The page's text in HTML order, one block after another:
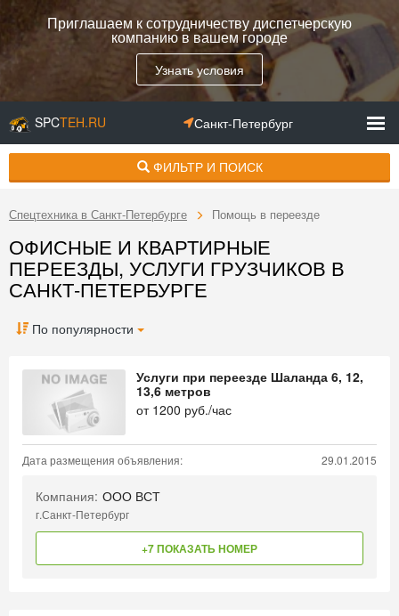
Приглашаем к сотрудничеству диспетчерскую
компанию в вашем городе
Узнать условия
SPCTEH.RU Санкт-Петербург
ФИЛЬТР И ПОИСК
Спецтехника в Санкт-Петербурге Помощь в переезде
ОФИСНЫЕ И КВАРТИРНЫЕ
ПЕРЕЕЗДЫ, УСЛУГИ ГРУЗЧИКОВ В
САНКТ-ПЕТЕРБУРГЕ
По популярности
Услуги при переезде Шаланда 6, 12,
13,6 метров
от 1200 руб./час
Дата размещения объявления: 29.01.2015
Компания: ООО ВСТ
г.Санкт-Петербург
+7 ПОКАЗАТЬ НОМЕР